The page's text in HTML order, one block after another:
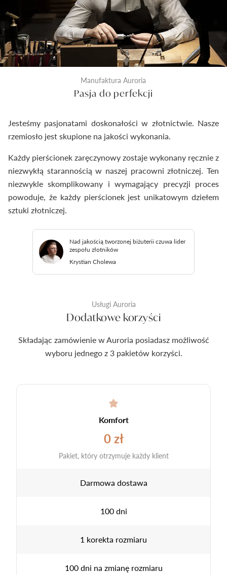
Manufaktura Auroria
Pasja do perfekcji
Jesteśmy pasjonatami doskonałości w złotnictwie. Nasze
rzemiosło jest skupione na jakości wykonania.
Każdy pierścionek zaręczynowy zostaje wykonany ręcznie z
niezwykłą starannością w naszej pracowni złotniczej. Ten
niezwykle skomplikowany i wymagający precyzji proces
powoduje, że każdy pierścionek jest unikatowym dziełem
sztuki złotniczej.
Nad jakością tworzonej biżuterii czuwa lider
zespołu złotników
Krystian Cholewa
Usługi Auroria
Dodatkowe korzyści
Składając zamówienie w Auroria posiadasz możliwość
wyboru jednego z 3 pakietów korzyści.
Komfort
0 zł
Pakiet, który otrzymuje każdy klient
Darmowa dostawa
100 dni
1 korekta rozmiaru
100 dni na zmianę rozmiaru